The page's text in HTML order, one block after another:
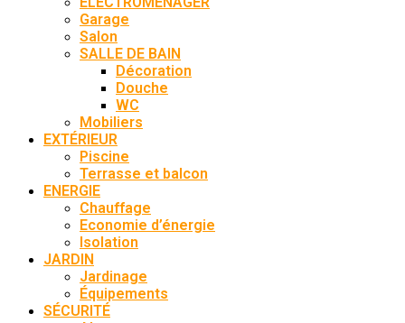
Garage
Salon
SALLE DE BAIN
Décoration
Douche
WC
Mobiliers
EXTÉRIEUR
Piscine
Terrasse et balcon
ENERGIE
Chauffage
Economie d’énergie
Isolation
JARDIN
Jardinage
Équipements
SÉCURITÉ